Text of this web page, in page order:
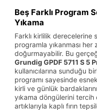
Beş Farklı Program
Yıkama
Farklı kirlilik derecelerine
programla yıkanması
doğurmayabilir. Bu
Grundig GPDF 5711 S 5
kullanıcılarına sunduğu
programı sayesinde
kirli ve günlük
yıkama döngülerini
artıklarıyla kaplı fırın